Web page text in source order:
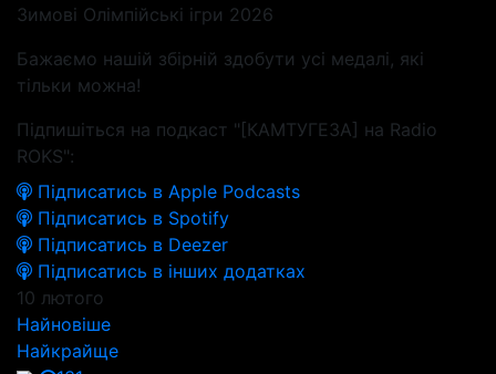
Зимові Олімпійські ігри 2026
Бажаємо нашій збірній здобути усі медалі, які
тільки можна!
Підпишіться на подкаст "[КАМТУГЕЗА] на Radio
ROKS":
Підписатись в Apple Podcasts
Підписатись в Spotify
Підписатись в Deezer
Підписатись в інших додатках
10 лютого
Найновіше
Найкрайще